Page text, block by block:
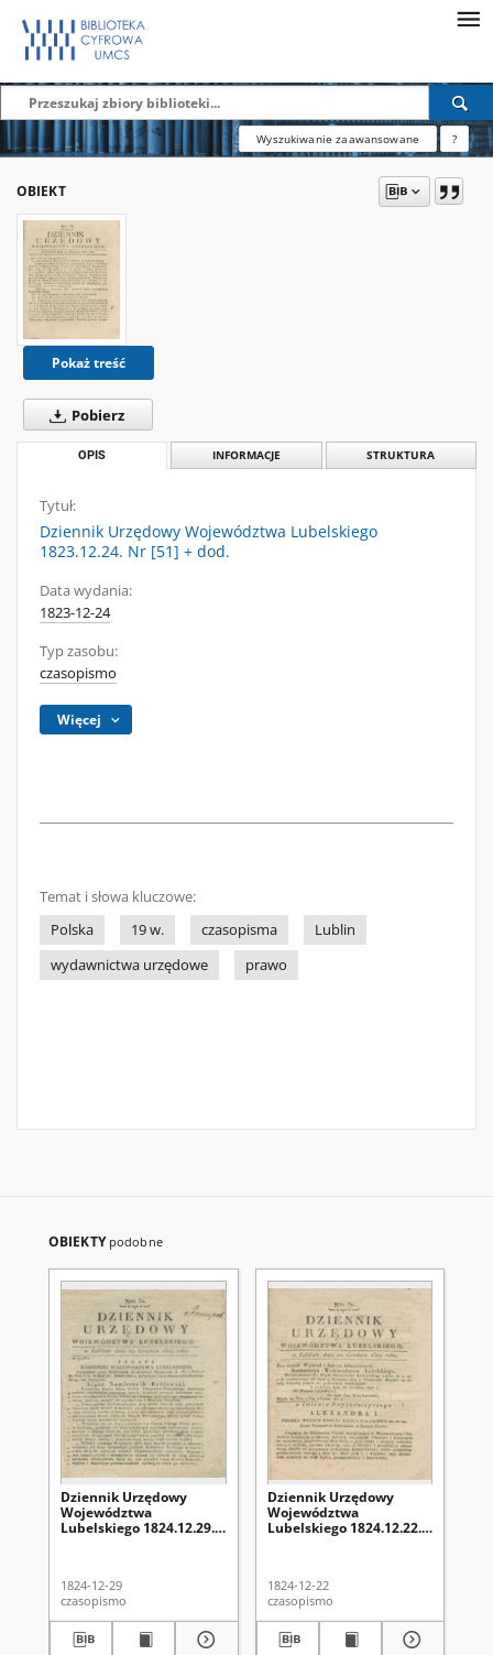
Wyszukiwanie zaawansowane ?
OBIEKT
Pokaż treść
Pobierz
OPIS INFORMACJE STRUKTURA
Tytuł:
Dziennik Urzędowy Województwa Lubelskiego
1823.12.24. Nr [51] + dod.
Data wydania:
1823-12-24
Typ zasobu:
czasopismo
Więcej
Temat i słowa kluczowe:
Polska
19 w. czasopisma
Lublin
wydawnictwa urzędowe
prawo
OBIEKTY podobne
Dziennik Urzędowy
Województwa
Lubelskiego 1824.12.29.
1824-12-29
czasopismo
Dziennik Urzędowy
Województwa
Lubelskiego 1824.12.22.
1824-12-22
czasopismo